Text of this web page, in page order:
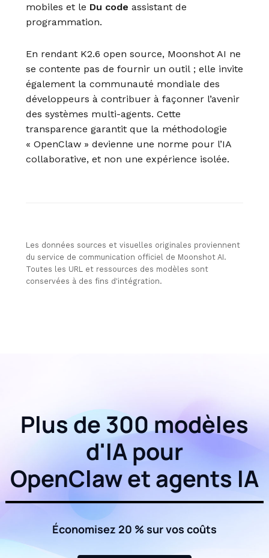
mobiles et le Du code assistant de
programmation.
En rendant K2.6 open source, Moonshot AI ne
se contente pas de fournir un outil ; elle invite
également la communauté mondiale des
développeurs à contribuer à façonner l’avenir
des systèmes multi-agents. Cette
transparence garantit que la méthodologie
« OpenClaw » devienne une norme pour l’IA
collaborative, et non une expérience isolée.
Les données sources et visuelles originales proviennent
du service de communication officiel de Moonshot AI.
Toutes les URL et ressources des modèles sont
conservées à des fins d'intégration.
Plus de 300 modèles
d'IA pour
OpenClaw et agents IA
Économisez 20 % sur vos coûts